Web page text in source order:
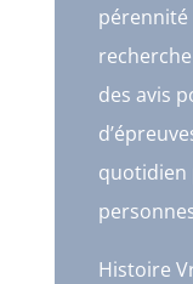
pérennité
des avis
quotidien
Histoire